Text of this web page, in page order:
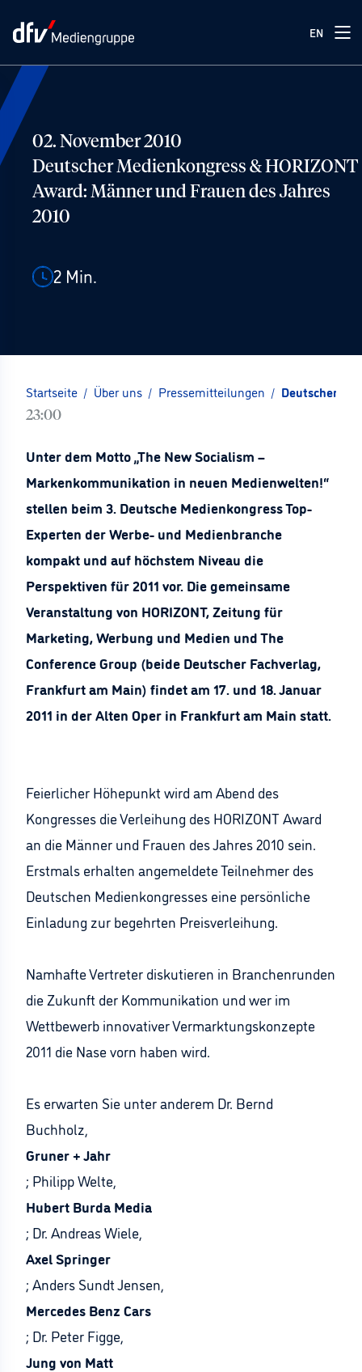
EN
02. November 2010
Deutscher Medienkongress & HORIZONT
Award: Männer und Frauen des Jahres
2010
2 Min.
Startseite / Über uns / Pressemitteilungen / Deutscher
23:00
Unter dem Motto „The New Socialism –
Markenkommunikation in neuen Medienwelten!“
stellen beim 3. Deutsche Medienkongress Top-
Experten der Werbe- und Medienbranche
kompakt und auf höchstem Niveau die
Perspektiven für 2011 vor. Die gemeinsame
Veranstaltung von HORIZONT, Zeitung für
Marketing, Werbung und Medien und The
Conference Group (beide Deutscher Fachverlag,
Frankfurt am Main) findet am 17. und 18. Januar
2011 in der Alten Oper in Frankfurt am Main statt.
Feierlicher Höhepunkt wird am Abend des
Kongresses die Verleihung des HORIZONT Award
an die Männer und Frauen des Jahres 2010 sein.
Erstmals erhalten angemeldete Teilnehmer des
Deutschen Medienkongresses eine persönliche
Einladung zur begehrten Preisverleihung.
Namhafte Vertreter diskutieren in Branchenrunden
die Zukunft der Kommunikation und wer im
Wettbewerb innovativer Vermarktungskonzepte
2011 die Nase vorn haben wird.
Es erwarten Sie unter anderem Dr. Bernd
Buchholz,
Gruner + Jahr
; Philipp Welte,
Hubert Burda Media
; Dr. Andreas Wiele,
Axel Springer
; Anders Sundt Jensen,
Mercedes Benz Cars
; Dr. Peter Figge,
Jung von Matt